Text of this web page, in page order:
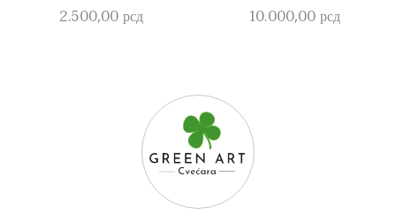
2.500,00 рсд 10.000,00 рсд